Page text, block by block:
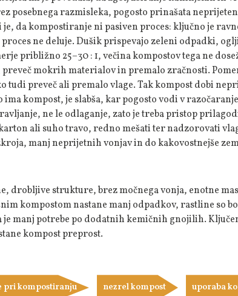
posebnega razmisleka, pogosto prinašata
da kompostiranje ni pasiven proces: ključno je
ne deluje. Dušik prispevajo zeleni odpadki,
približno 25–30 : 1, večina kompostov tega ne
preveč mokrih materialov in premalo zračnosti.
tudi preveč ali premalo vlage. Tak kompost dobi
ima kompost, je slabša, kar pogosto vodi v
ne le odlaganje, zato je treba pristop
ali suho travo, redno mešati ter nadzorovati
manj neprijetnih vonjav in do kakovostnejše
drobljive strukture, brez močnega vonja, enotne
kompostom nastane manj odpadkov, rastline so
je manj potrebe po dodatnih kemičnih gnojilih.
kompost preprost.
pri kompostiranju nezrel kompost uporaba